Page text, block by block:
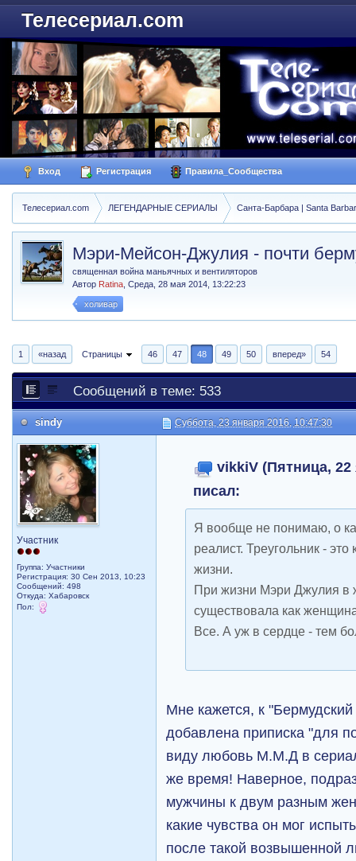
Телесериал.com
Вход Регистрация Правила_Сообщества
Телесериал.com ЛЕГЕНДАРНЫЕ СЕРИАЛЫ Санта-Барбара | Santa
Мэри-Мейсон-Джулия - почти
священная война маньячных и вентиляторов
Автор Ratina ,Среда, 28 мая 2014, 13:22:23
холивар
1 «назад Страницы 46 47 48 49 50 вперед» 54
Сообщений в теме: 533
sindy Суббота, 23 января 2016, 10:47:30
Участник
Группа: Участники
Регистрация: 30 Сен 2013, 10:23
Сообщений: 498
Откуда: Хабаровск
Пол:
vikkiV (Пятница, 22
писал:
Я вообще не понимаю, о
реалист. Треугольник -
жизни.
При жизни Мэри Джулия в
существовала как
Все. А уж в сердце - тем
Мне кажется, к "Бермудский
добавлена приписка "для
виду любовь М.М.Д в
же время! Наверное,
мужчины к двум разным
какие чувства он мог
после такой возвышенной